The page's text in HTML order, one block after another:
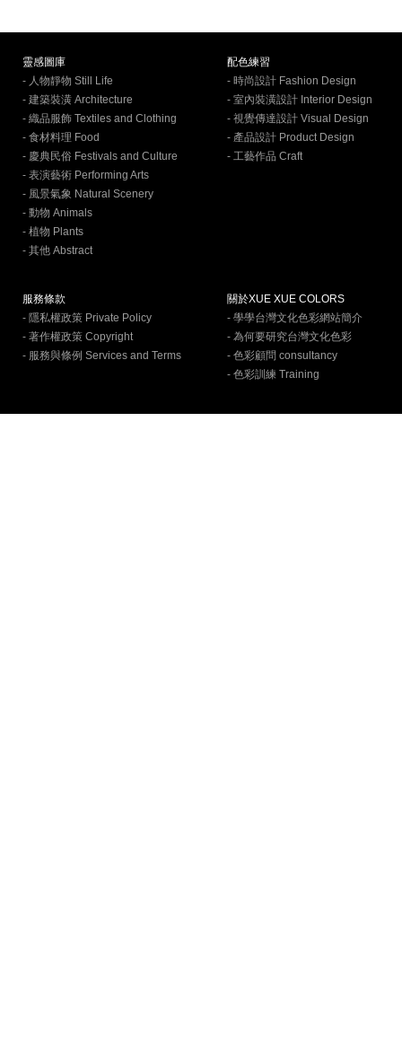
靈感圖庫
- 人物靜物 Still Life
- 建築裝潢 Architecture
- 織品服飾 Textiles and Clothing
- 食材料理 Food
- 慶典民俗 Festivals and Culture
- 表演藝術 Performing Arts
- 風景氣象 Natural Scenery
- 動物 Animals
- 植物 Plants
- 其他 Abstract
配色練習
- 時尚設計 Fashion Design
- 室內裝潢設計 Interior Design
- 視覺傳達設計 Visual Design
- 產品設計 Product Design
- 工藝作品 Craft
服務條款
- 隱私權政策 Private Policy
- 著作權政策 Copyright
- 服務與條例 Services and Terms
關於XUE XUE COLORS
- 學學台灣文化色彩網站簡介
- 為何要研究台灣文化色彩
- 色彩顧問 consultancy
- 色彩訓練 Training